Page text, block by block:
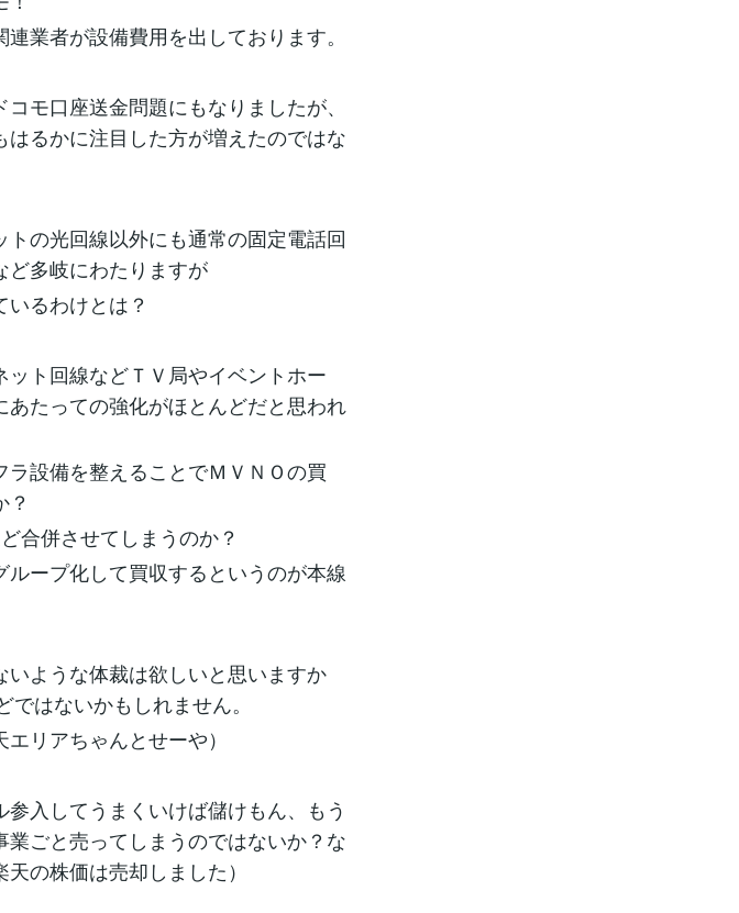
業者が設備費用を出しております。
モ口座送金問題にもなりましたが、
るかに注目した方が増えたのではな
の光回線以外にも通常の固定電話回
ど多岐にわたりますが
るわけとは？
ト回線などＴＶ局やイベントホー
たっての強化がほとんどだと思われ
設備を整えることでＭＶＮＯの買
合併させてしまうのか？
ープ化して買収するというのが本線
ような体裁は欲しいと思いますか
はないかもしれません。
リアちゃんとせーや）
入してうまくいけば儲けもん、もう
ごと売ってしまうのではないか？な
の株価は売却しました）